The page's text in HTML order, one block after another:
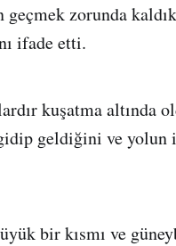
zorunda
ifade etti.
kuşatma altında
geldiğini ve yolun
bir kısmı ve